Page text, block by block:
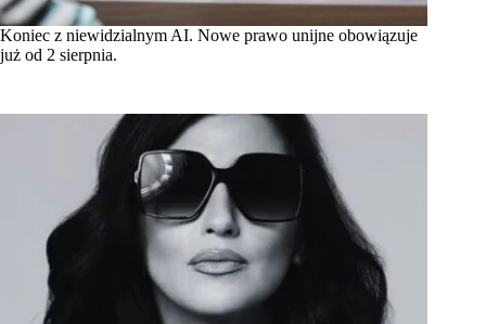
Koniec z niewidzialnym AI. Nowe prawo unijne obowiązuje
już od 2 sierpnia.